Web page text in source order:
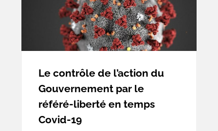
Le contrôle de l’action du
Gouvernement par le
référé-liberté en temps
Covid-19